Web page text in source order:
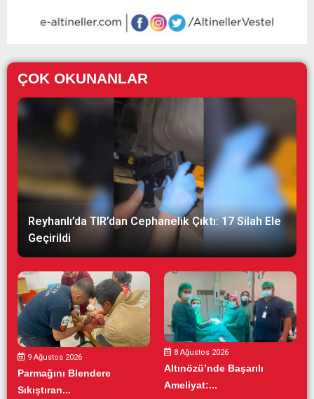
ÇOK OKUNANLAR
Reyhanlı’da TIR’dan Cephanelik Çıktı: 17 Silah Ele
Geçirildi
9 Ağustos 2026
Parmağını Blendere
Sıkıştıran...
8 Ağustos 2026
Altınözü’nde Başarılı
Ameliyat:...